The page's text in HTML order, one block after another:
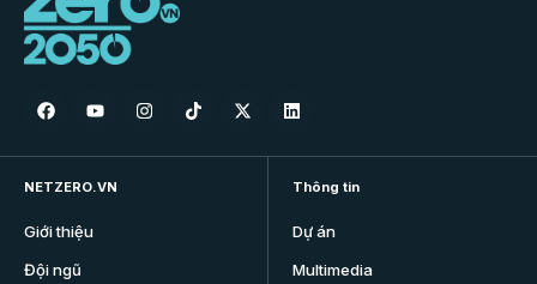
NETZERO.VN
Giới thiệu
Đội ngũ
Thông tin
Dự án
Multimedia